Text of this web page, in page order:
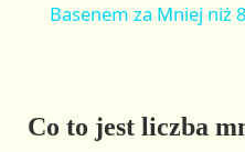
Basenem za Mniej niż
Co to jest liczba